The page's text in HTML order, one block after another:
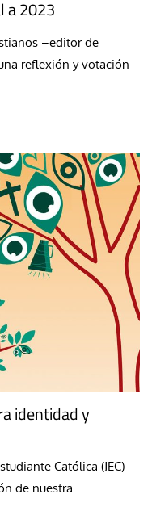
a 2023
–editor de
reflexión y votación
identidad y
Católica (JEC)
de nuestra